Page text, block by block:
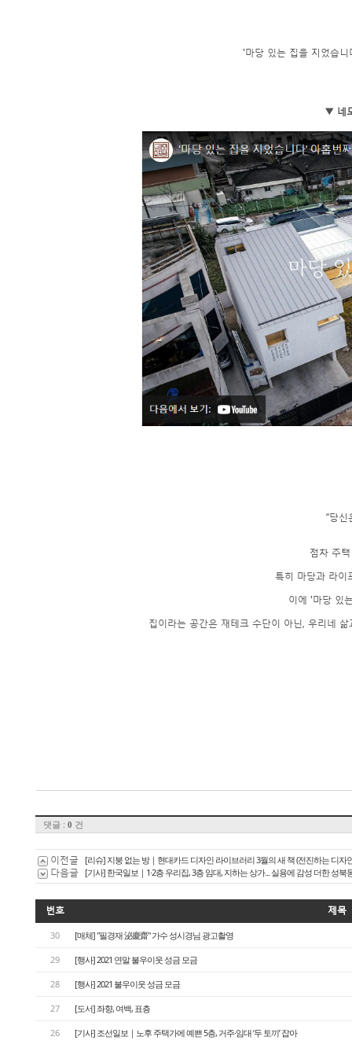
'마당 있는 집을 지었습
▼ 네
“당
점차 주
특히 마당과 라이
이에 '마당 있
집이라는 공간은 재테크 수단이 아닌, 우리네
댓글 : 0 건
이전글 [리슈] 지붕 없는 방｜현대카드 디자인 라이브러리 3월의 새 책 (전진하는 디자
다음글 [기사] 한국일보｜1·2층 우리집, 3층 임대, 지하는 상가... 실용에 감성 더한 성북
번호 제목
30 [매체] "필경재 泌慶齋" 가수 성시경님 광고촬영
29 [행사] 2021 연말 불우이웃 성금 모금
28 [행사] 2021 불우이웃 성금 모금
27 [도서] 좌향, 여백, 표층
26 [기사] 조선일보｜노후 주택가에 예쁜 5층, 거주·임대 ‘두 토끼’ 잡아